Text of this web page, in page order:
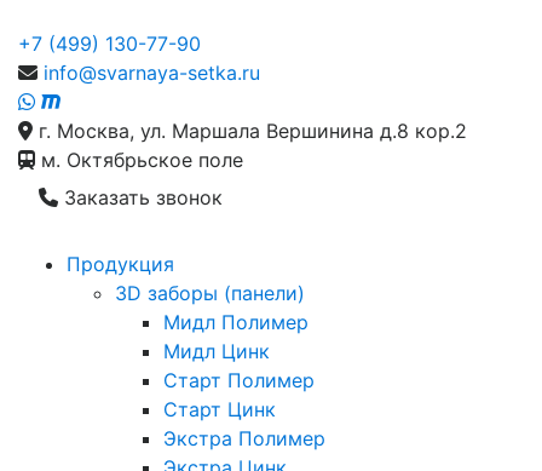
+7 (499) 130-77-90
info@svarnaya-setka.ru
г. Москва, ул. Маршала Вершинина д.8 кор.2
м. Октябрьское поле
Заказать звонок
Продукция
3D заборы (панели)
Мидл Полимер
Мидл Цинк
Старт Полимер
Старт Цинк
Экстра Полимер